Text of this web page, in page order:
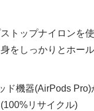
トップナイロンを
をしっかりとホール
ド機器(AirPods
リサイクル)